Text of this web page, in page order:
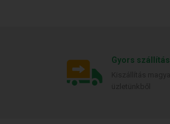
Gyors szállítás